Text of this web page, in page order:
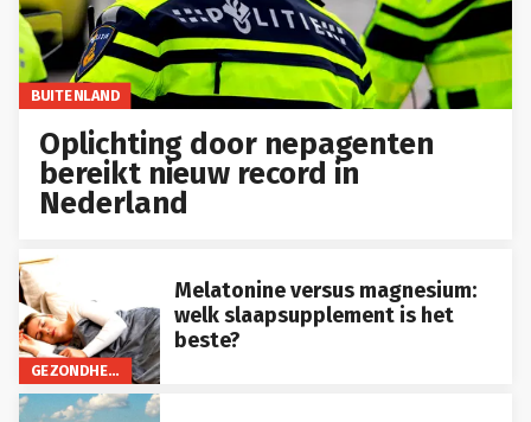
BUITENLAND
Oplichting door nepagenten
bereikt nieuw record in
Nederland
GEZONDHEID
Melatonine versus magnesium:
welk slaapsupplement is het
beste?